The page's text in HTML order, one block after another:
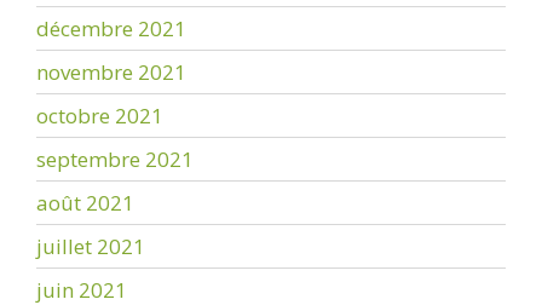
décembre 2021
novembre 2021
octobre 2021
septembre 2021
août 2021
juillet 2021
juin 2021